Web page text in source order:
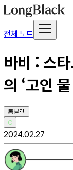
전체 노트
바비 : 스
의 ‘고인
롱블랙
C
2024.02.27